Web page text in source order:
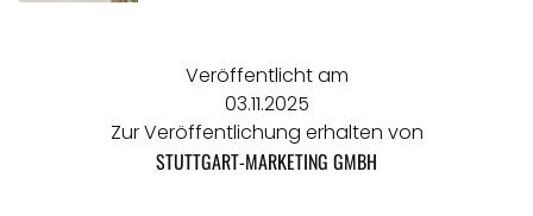
Veröffentlicht am
03.11.2025
Zur Veröffentlichung erhalten von
STUTTGART-MARKETING GMBH